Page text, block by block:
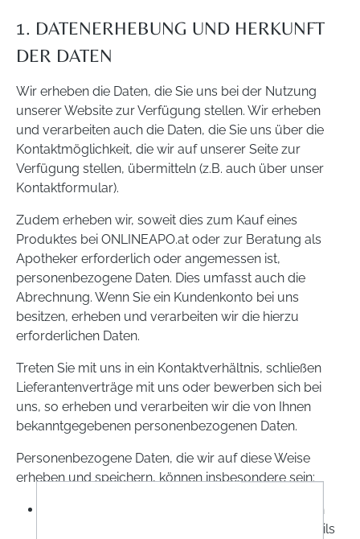
1. DATENERHEBUNG UND HERKUNFT
DER DATEN
Wir erheben die Daten, die Sie uns bei der Nutzung
unserer Website zur Verfügung stellen. Wir erheben
und verarbeiten auch die Daten, die Sie uns über die
Kontaktmöglichkeit, die wir auf unserer Seite zur
Verfügung stellen, übermitteln (z.B. auch über unser
Kontaktformular).
Zudem erheben wir, soweit dies zum Kauf eines
Produktes bei ONLINEAPO.at oder zur Beratung als
Apotheker erforderlich oder angemessen ist,
personenbezogene Daten. Dies umfasst auch die
Abrechnung. Wenn Sie ein Kundenkonto bei uns
besitzen, erheben und verarbeiten wir die hierzu
erforderlichen Daten.
Treten Sie mit uns in ein Kontaktverhältnis, schließen
Lieferantenverträge mit uns oder bewerben sich bei
uns, so erheben und verarbeiten wir die von Ihnen
bekanntgegebenen personenbezogenen Daten.
Personenbezogene Daten, die wir auf diese Weise
erheben und speichern, können insbesondere sein:
IP-Adresse und Nutzungsdaten beim Abruf von
Website-Inhalten sowie ggf. Cookies (siehe Details